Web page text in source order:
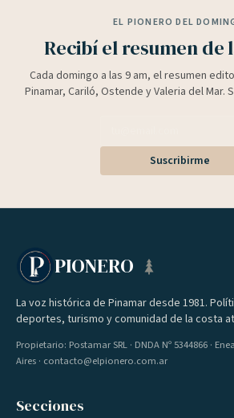
EL PIONERO DEL
Recibí el resumen de
Cada domingo a las 9 am, el resumen
Pinamar, Cariló, Ostende y Valeria del Mar.
Suscribirme
PIONERO
La voz histórica de Pinamar desde 1981.
deportes, turismo y comunidad de la costa
Propietario: Postamar SRL · DNDA Nº 5344866 ·
Aires · contacto@elpionero.com.ar
Secciones